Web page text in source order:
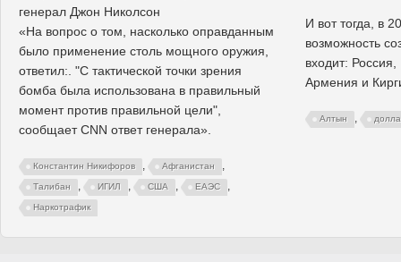
генерал Джон Николсон
«На вопрос о том, насколько оправданным
было применение столь мощного оружия,
ответил:. "С тактической точки зрения
бомба была использована в правильный
момент против правильной цели",
сообщает CNN ответ генерала».
Константин Никифоров , Афганистан ,
Талибан , ИГИЛ , США , ЕАЭС ,
Наркотрафик
И вот тогда, в
возможность
входит:
Армения и
Алтын ,